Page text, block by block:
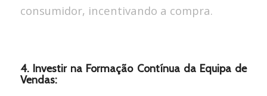
consumidor, incentivando a compra.
4. Investir na Formação Contínua da Equipa de
Vendas: